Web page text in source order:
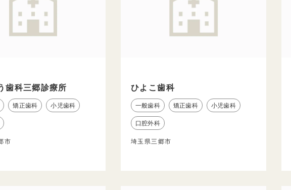
歯科三郷診療所
矯正歯科 小児歯科
市
ひよこ歯科
一般歯科 矯正歯科 小児歯科
口腔外科
埼玉県三郷市